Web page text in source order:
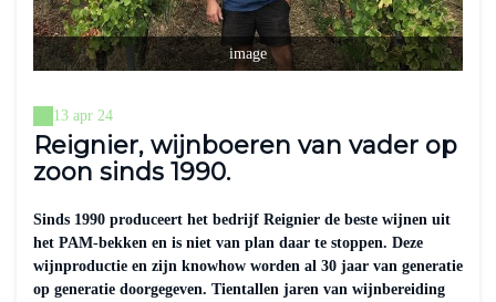
image
13 apr 24
Reignier, wijnboeren van vader op
zoon sinds 1990.
Sinds 1990 produceert het bedrijf Reignier de beste wijnen uit
het PAM-bekken en is niet van plan daar te stoppen. Deze
wijnproductie en zijn knowhow worden al 30 jaar van generatie
op generatie doorgegeven. Tientallen jaren van wijnbereiding